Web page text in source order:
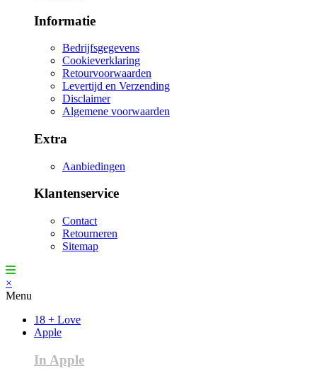
Informatie
Bedrijfsgegevens
Cookieverklaring
Retourvoorwaarden
Levertijd en Verzending
Disclaimer
Algemene voorwaarden
Extra
Aanbiedingen
Klantenservice
Contact
Retourneren
Sitemap
×
Menu
18 + Love
Apple
In Apple